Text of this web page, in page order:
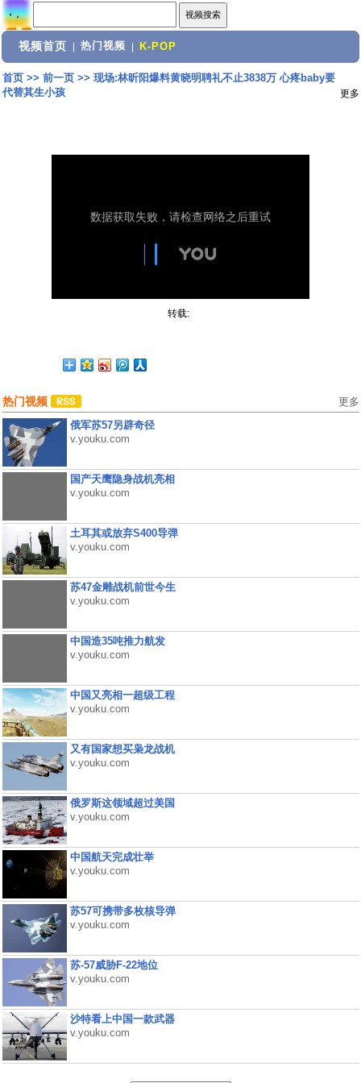
视频首页 热门视频 K-POP
首页>> 前一页>> 现场:林昕阳爆料黄晓明聘礼不止3838万 心疼baby要
代替其生小孩
更多
转载:
热门视频 更多
俄军苏57另辟奇径
v.youku.com
国产天鹰隐身战机亮相
v.youku.com
土耳其或放弃S400导弹
v.youku.com
苏47金雕战机前世今生
v.youku.com
中国造35吨推力航发
v.youku.com
中国又亮相一超级工程
v.youku.com
又有国家想买枭龙战机
v.youku.com
俄罗斯这领域超过美国
v.youku.com
中国航天完成壮举
v.youku.com
苏57可携带多枚核导弹
v.youku.com
苏-57威胁F-22地位
v.youku.com
沙特看上中国一款武器
v.youku.com